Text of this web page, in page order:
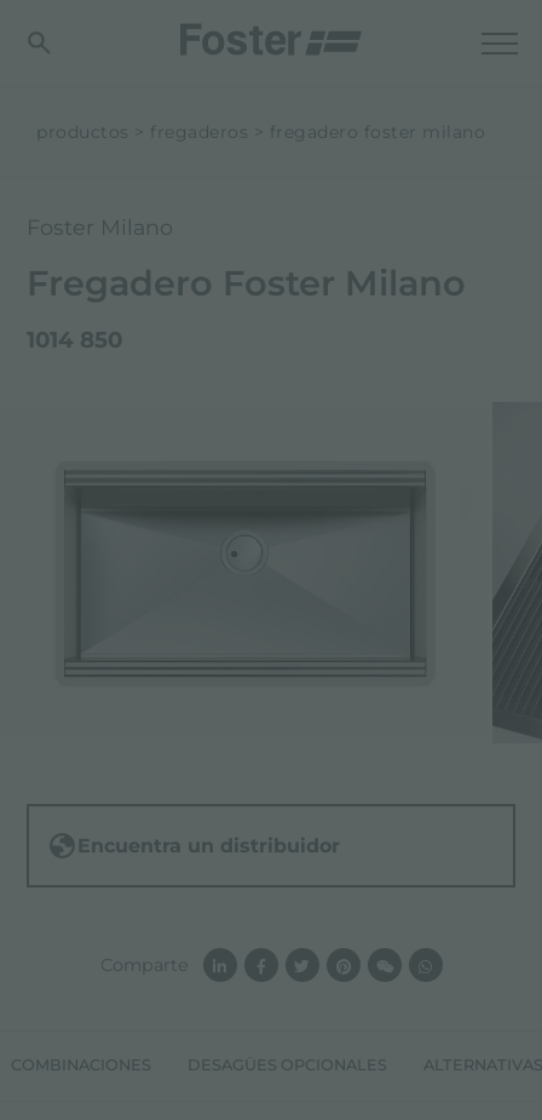
productos fregaderos fregadero foster milano
COMBINACIONES DESAGÜES OPCIONALES ALTERNATIVAS
Foster Milano
Fregadero Foster Milano
1014 850
Encuentra un distribuidor
Comparte